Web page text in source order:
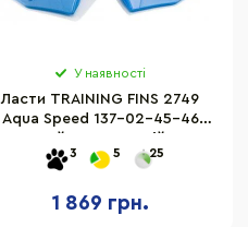
У наявності
Ласти TRAINING FINS 2749
Aqua Speed ​​137-02-45-46
3 5 25
1 869 грн.